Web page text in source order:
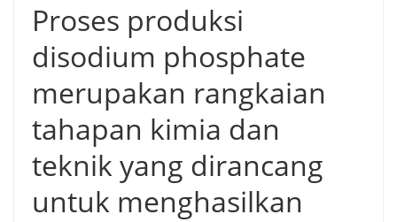
Proses produksi
disodium phosphate
merupakan rangkaian
tahapan kimia dan
teknik yang dirancang
untuk menghasilkan